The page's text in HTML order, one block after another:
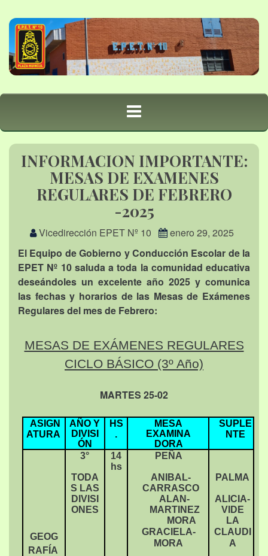
INFORMACION IMPORTANTE:
MESAS DE EXAMENES
REGULARES DE FEBRERO
-2025
Vicedirección EPET Nº 10
enero 29, 2025
El Equipo de Gobierno y Conducción Escolar de la
EPET Nº 10 saluda a toda la comunidad educativa
deseándoles un excelente año 2025 y comunica
las fechas y horarios de las Mesas de Exámenes
Regulares del mes de Febrero:
MESAS DE EXÁMENES REGULARES
CICLO BÁSICO (3º Año)
MARTES 25-02
ASIGN
ATURA
AÑO Y
DIVISI
ÓN
HS
.
MESA
EXAMINA
DORA
SUPLE
NTE
3°
14
hs
PEÑA
TODA
S LAS
ANIBAL-
CARRASCO
PALMA
DIVISI
ONES
ALAN-
MARTINEZ
ALICIA-
VIDE
GEOG
RAFÍA
MORA
GRACIELA-
MORA
LA
CLAUDI
A